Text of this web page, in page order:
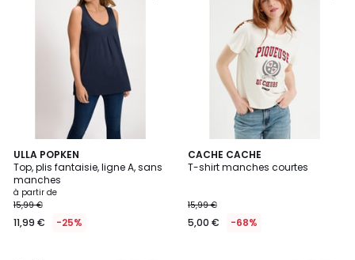
ULLA POPKEN
Top, plis fantaisie, ligne A, sans
manches
à partir de
15,99 €
11,99 € -25%
4,9
/ 5
9
Couleurs
CACHE CACHE
T-shirt manches courtes
15,99 €
5,00 € -68%
2
Couleurs